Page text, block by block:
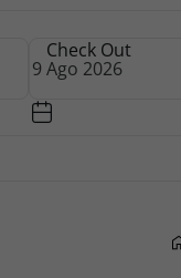
Check Out